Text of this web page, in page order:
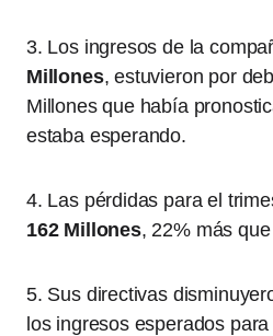
3. Los ingresos de la
Millones, estuvieron por
Millones que había
estaba esperando.
4. Las pérdidas para el
162 Millones, 22% más
5. Sus directivas
los ingresos esperados